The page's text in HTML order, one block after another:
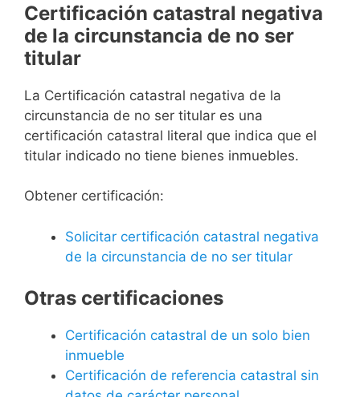
Certificación catastral negativa
de la circunstancia de no ser
titular
La Certificación catastral negativa de la
circunstancia de no ser titular es una
certificación catastral literal que indica que el
titular indicado no tiene bienes inmuebles.
Obtener certificación:
Solicitar certificación catastral negativa
de la circunstancia de no ser titular
Otras certificaciones
Certificación catastral de un solo bien
inmueble
Certificación de referencia catastral sin